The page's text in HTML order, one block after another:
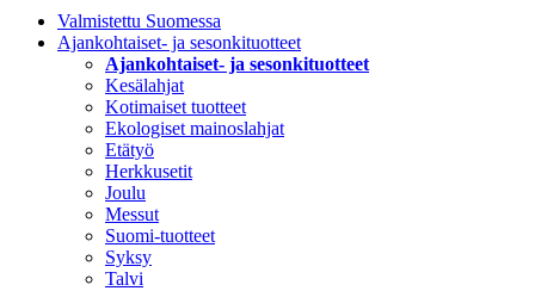
Valmistettu Suomessa
Ajankohtaiset- ja sesonkituotteet
Ajankohtaiset- ja sesonkituotteet
Kesälahjat
Kotimaiset tuotteet
Ekologiset mainoslahjat
Etätyö
Herkkusetit
Joulu
Messut
Suomi-tuotteet
Syksy
Talvi